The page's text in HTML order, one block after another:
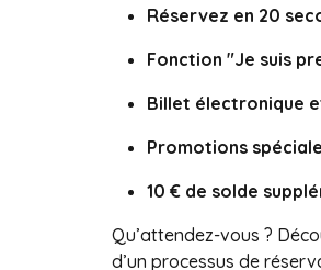
Réservez en 20
Fonction "Je suis
Billet électronique
Promotions
10 € de solde
Qu’attendez-vous ?
d’un processus de